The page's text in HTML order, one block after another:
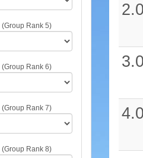
(Group Rank 5)
(Group Rank 6)
(Group Rank 7)
(Group Rank 8)